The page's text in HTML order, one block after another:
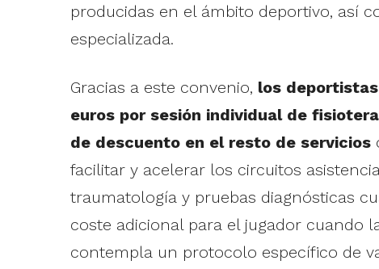
producidas en el ámbito deportivo, así
especializada.
Gracias a este convenio, los
euros por sesión individual de
de descuento en el resto de servicios
facilitar y acelerar los circuitos
traumatología y pruebas diagnósticas
coste adicional para el jugador cuando
contempla un protocolo específico de